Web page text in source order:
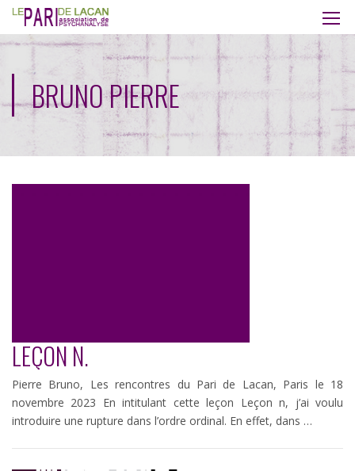
BRUNO PIERRE
LEÇON N.
Pierre Bruno, Les rencontres du Pari de Lacan, Paris le 18
novembre 2023 En intitulant cette leçon Leçon n, j’ai voulu
introduire une rupture dans l’ordre ordinal. En effet, dans …